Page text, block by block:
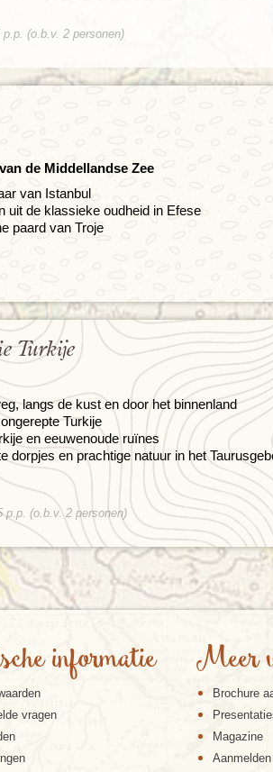
(o.b.v. 2 personen)
de Middellandse Zee
van Istanbul
uit de klassieke oudheid in Efese
paard van Troje
Turkije
langs de kust en door het binnenland
Turkije
en eeuwenoude ruïnes
dorpjes en prachtige natuur in het
p.p. (o.b.v. 2 personen)
informatie
vragen
Meer
Brochure
Magazine